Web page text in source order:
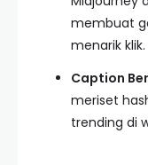
membuat
menarik klik.
Caption
meriset
trending di